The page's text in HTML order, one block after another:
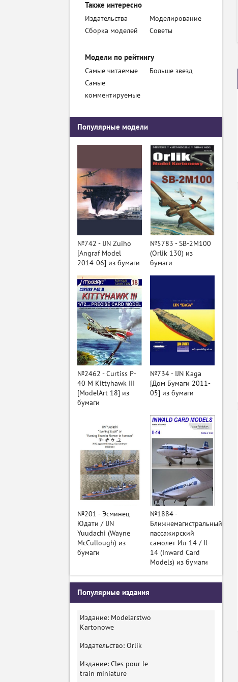
Также интересно
Издательства
Моделирование
Сборка моделей
Советы
Модели по рейтингу
Самые читаемые
Больше звезд
Самые
комментируемые
Популярные модели
№742 - IJN Zuiho
[Angraf Model
2014-06] из бумаги
№5783 - SB-2M100
(Orlik 130) из
бумаги
№2462 - Curtiss P-
40 M Kittyhawk III
[ModelArt 18] из
бумаги
№734 - IJN Kaga
[Дом Бумаги 2011-
05] из бумаги
№201 - Эсминец
Юдати / IJN
Yuudachi (Wayne
McCullough) из
бумаги
№1884 -
Ближнемагистральный
пассажирский
самолет Ил-14 / Il-
14 (Inward Card
Models) из бумаги
Популярные издания
Издание: Modelarstwo
Kartonowe
Издательство: Orlik
Издание: Cles pour le
train miniature